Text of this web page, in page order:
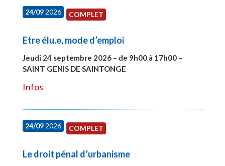
24/092026 COMPLET
Etre élu.e, mode d’emploi
Jeudi 24 septembre 2026 – de 9h00 à 17h00 –
SAINT GENIS DE SAINTONGE
Infos
24/092026 COMPLET
Le droit pénal d’urbanisme